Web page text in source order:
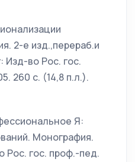
2-е изд.,перераб.и
Изд-во Рос. гос.
260 с. (14,8 п.л.).
Я:
Монография.
Рос. гос. проф.-пед.